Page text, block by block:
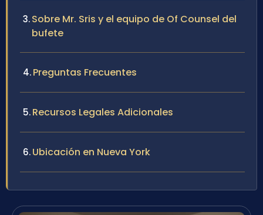
Sobre Mr. Sris y el equipo de Of Counsel del
bufete
Preguntas Frecuentes
Recursos Legales Adicionales
Ubicación en Nueva York